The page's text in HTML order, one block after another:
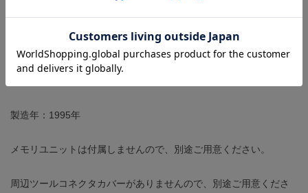
れる電圧がDC24V+10%-20%以内であること。
・RUN OUTPUT端子が正常に動作すること。
・プログラミングコンソールによるプログラムの読み書きが行え
製造年：1995年
メモリユニットは付属しませんので、別途ご用意ください。
周辺ツールコネクタカバーがありませんので、別途ご用意くださ